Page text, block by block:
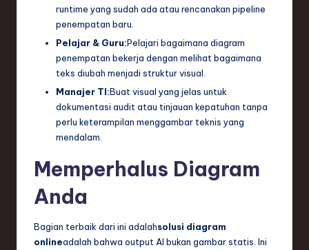
runtime yang sudah ada atau rencanakan pipeline
penempatan baru.
Pelajar & Guru:Pelajari bagaimana diagram
penempatan bekerja dengan melihat bagaimana
teks diubah menjadi struktur visual.
Manajer TI:Buat visual yang jelas untuk
dokumentasi audit atau tinjauan kepatuhan tanpa
perlu keterampilan menggambar teknis yang
mendalam.
Memperhalus Diagram
Anda
Bagian terbaik dari ini adalahsolusi diagram
onlineadalah bahwa output AI bukan gambar statis. Ini